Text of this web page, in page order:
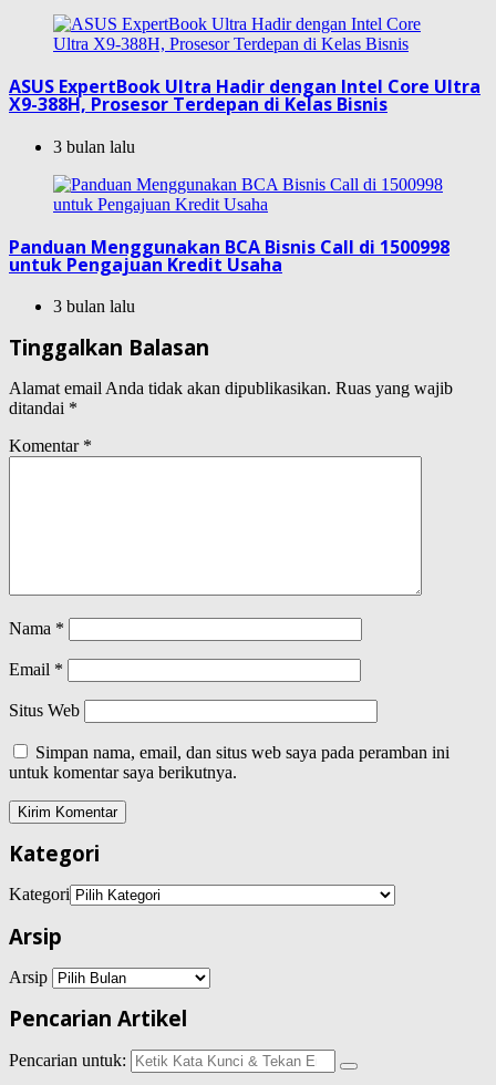
ASUS ExpertBook Ultra Hadir dengan Intel Core Ultra
X9-388H, Prosesor Terdepan di Kelas Bisnis
3 bulan lalu
Panduan Menggunakan BCA Bisnis Call di 1500998
untuk Pengajuan Kredit Usaha
3 bulan lalu
Tinggalkan Balasan
Alamat email Anda tidak akan dipublikasikan. Ruas yang wajib
ditandai *
Komentar *
Nama *
Email *
Situs Web
Simpan nama, email, dan situs web saya pada peramban ini
untuk komentar saya berikutnya.
Kategori
Kategori
Arsip
Arsip
Pencarian Artikel
Pencarian untuk: